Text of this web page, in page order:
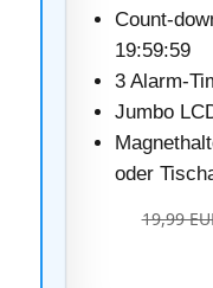
Count-
19:59:59
3 Alarm-
Jumbo
oder
19,99